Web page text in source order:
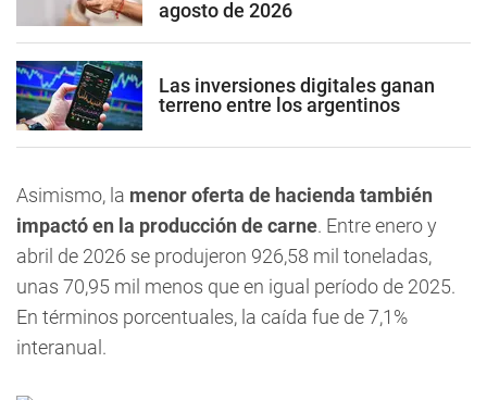
agosto de 2026
Las inversiones digitales ganan
terreno entre los argentinos
Asimismo, la menor oferta de hacienda también
impactó en la producción de carne. Entre enero y
abril de 2026 se produjeron 926,58 mil toneladas,
unas 70,95 mil menos que en igual período de 2025.
En términos porcentuales, la caída fue de 7,1%
interanual.